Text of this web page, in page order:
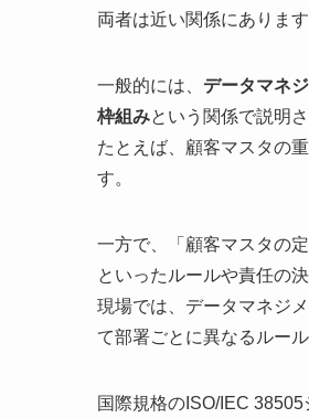
両者は近い関係にありま
一般的には、 データマネ
枠組みという関係で説明さ
たとえば、顧客マスタの
す。
一方で、「顧客マスタの
といったルールや責任の
現場では、データマネジ
て部署ごとに異なるルー
国際規格のISO/IEC